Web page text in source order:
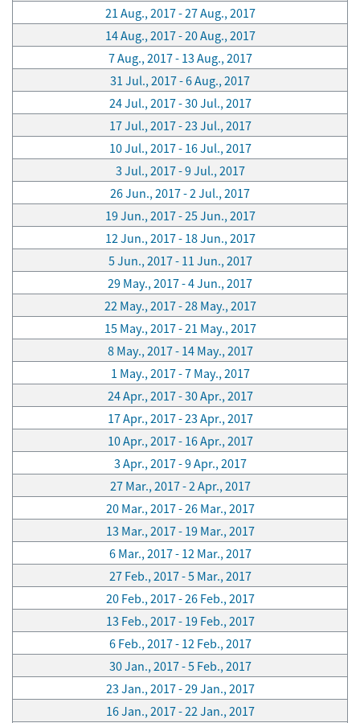
21 Aug., 2017 - 27 Aug., 2017
14 Aug., 2017 - 20 Aug., 2017
7 Aug., 2017 - 13 Aug., 2017
31 Jul., 2017 - 6 Aug., 2017
24 Jul., 2017 - 30 Jul., 2017
17 Jul., 2017 - 23 Jul., 2017
10 Jul., 2017 - 16 Jul., 2017
3 Jul., 2017 - 9 Jul., 2017
26 Jun., 2017 - 2 Jul., 2017
19 Jun., 2017 - 25 Jun., 2017
12 Jun., 2017 - 18 Jun., 2017
5 Jun., 2017 - 11 Jun., 2017
29 May., 2017 - 4 Jun., 2017
22 May., 2017 - 28 May., 2017
15 May., 2017 - 21 May., 2017
8 May., 2017 - 14 May., 2017
1 May., 2017 - 7 May., 2017
24 Apr., 2017 - 30 Apr., 2017
17 Apr., 2017 - 23 Apr., 2017
10 Apr., 2017 - 16 Apr., 2017
3 Apr., 2017 - 9 Apr., 2017
27 Mar., 2017 - 2 Apr., 2017
20 Mar., 2017 - 26 Mar., 2017
13 Mar., 2017 - 19 Mar., 2017
6 Mar., 2017 - 12 Mar., 2017
27 Feb., 2017 - 5 Mar., 2017
20 Feb., 2017 - 26 Feb., 2017
13 Feb., 2017 - 19 Feb., 2017
6 Feb., 2017 - 12 Feb., 2017
30 Jan., 2017 - 5 Feb., 2017
23 Jan., 2017 - 29 Jan., 2017
16 Jan., 2017 - 22 Jan., 2017